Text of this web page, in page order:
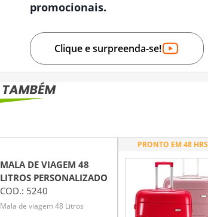
promocionais.
Clique e surpreenda-se!
MALA DE VIAGEM 48
LITROS PERSONALIZADO
COD.: 5240
Mala de viagem 48 Litros
PRONTO EM 48 HRS